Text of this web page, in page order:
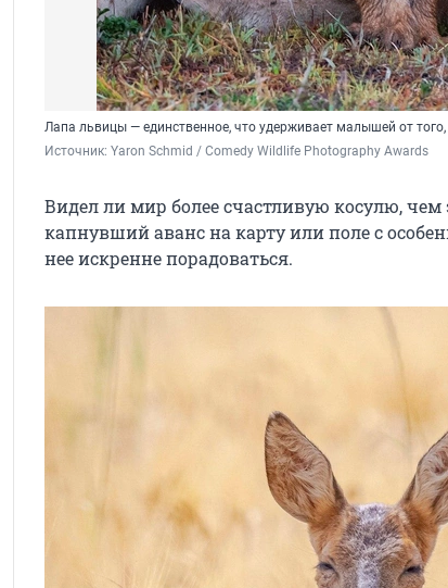
Лапа львицы — единственное, что удерживает малышей от
Источник: Yaron Schmid / Comedy Wildlife Photography Awards
Видел ли мир более счастливую косулю, чем
капнувший аванс на карту или поле с
нее искренне порадоваться.